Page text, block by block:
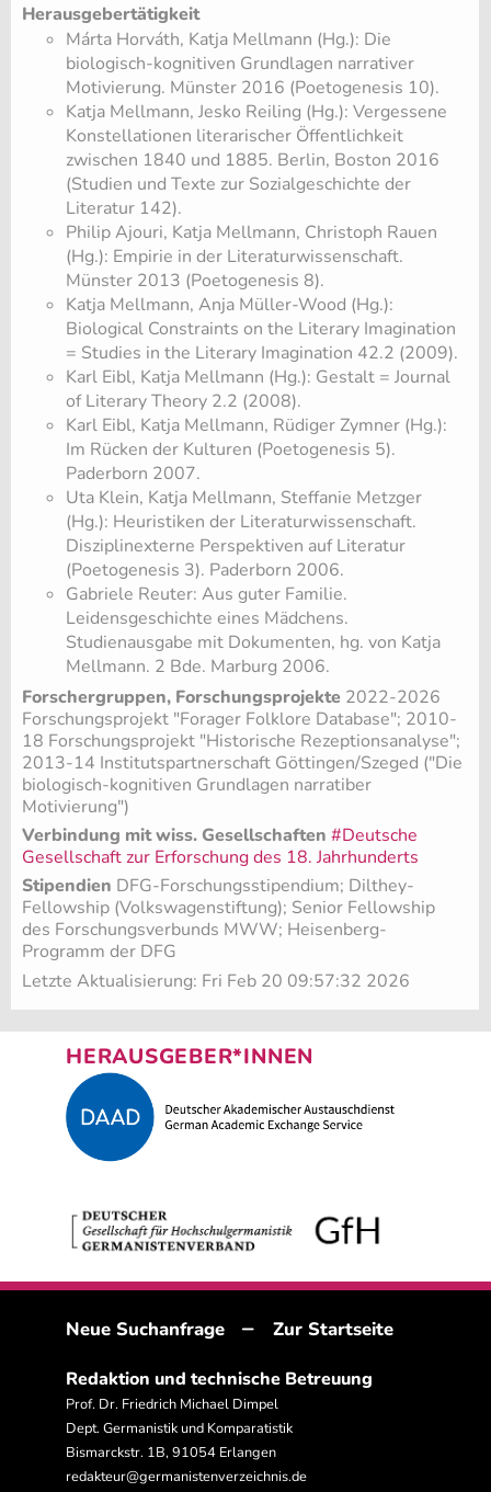
Herausgebertätigkeit
Márta Horváth, Katja Mellmann (Hg.): Die
biologisch-kognitiven Grundlagen narrativer
Motivierung. Münster 2016 (Poetogenesis 10).
Katja Mellmann, Jesko Reiling (Hg.): Vergessene
Konstellationen literarischer Öffentlichkeit
zwischen 1840 und 1885. Berlin, Boston 2016
(Studien und Texte zur Sozialgeschichte der
Literatur 142).
Philip Ajouri, Katja Mellmann, Christoph Rauen
(Hg.): Empirie in der Literaturwissenschaft.
Münster 2013 (Poetogenesis 8).
Katja Mellmann, Anja Müller-Wood (Hg.):
Biological Constraints on the Literary Imagination
= Studies in the Literary Imagination 42.2 (2009).
Karl Eibl, Katja Mellmann (Hg.): Gestalt = Journal
of Literary Theory 2.2 (2008).
Karl Eibl, Katja Mellmann, Rüdiger Zymner (Hg.):
Im Rücken der Kulturen (Poetogenesis 5).
Paderborn 2007.
Uta Klein, Katja Mellmann, Steffanie Metzger
(Hg.): Heuristiken der Literaturwissenschaft.
Disziplinexterne Perspektiven auf Literatur
(Poetogenesis 3). Paderborn 2006.
Gabriele Reuter: Aus guter Familie.
Leidensgeschichte eines Mädchens.
Studienausgabe mit Dokumenten, hg. von Katja
Mellmann. 2 Bde. Marburg 2006.
Forschergruppen, Forschungsprojekte 2022-2026
Forschungsprojekt "Forager Folklore Database"; 2010-
18 Forschungsprojekt "Historische Rezeptionsanalyse";
2013-14 Institutspartnerschaft Göttingen/Szeged ("Die
biologisch-kognitiven Grundlagen narratiber
Motivierung")
Verbindung mit wiss. Gesellschaften #Deutsche
Gesellschaft zur Erforschung des 18. Jahrhunderts
Stipendien DFG-Forschungsstipendium; Dilthey-
Fellowship (Volkswagenstiftung); Senior Fellowship
des Forschungsverbunds MWW; Heisenberg-
Programm der DFG
Letzte Aktualisierung: Fri Feb 20 09:57:32 2026
HERAUSGEBER*INNEN
Neue Suchanfrage – Zur Startseite
Redaktion und technische Betreuung
Prof. Dr. Friedrich Michael Dimpel
Dept. Germanistik und Komparatistik
Bismarckstr. 1B, 91054 Erlangen
redakteur@germanistenverzeichnis.de